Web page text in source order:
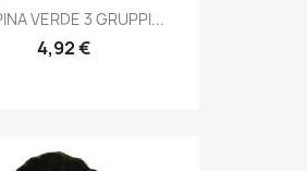
Anteprima
VERDE 3 GRUPPI...
4,92 €